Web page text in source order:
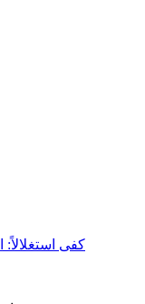
كفى استغلالاً: